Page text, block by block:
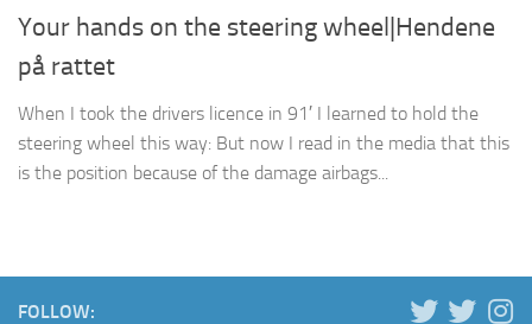
Your hands on the steering wheel|Hendene
på rattet
When I took the drivers licence in 91′ I learned to hold the
steering wheel this way: But now I read in the media that this
is the position because of the damage airbags...
FOLLOW: